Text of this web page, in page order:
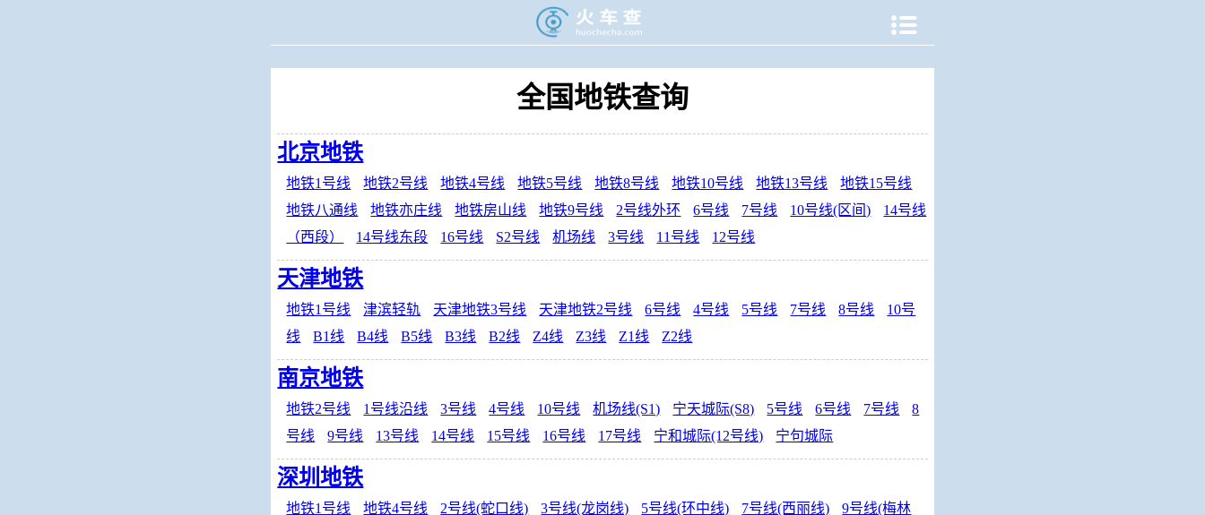

全国地铁查询
北京地铁
地铁1号线 地铁2号线 地铁4号线 地铁5号线 地铁8号线 地铁10号线 地铁13号线
地铁15号线
地铁八通线
地铁亦庄线 地铁房山线 地铁9号线 2号线外环 6号线 7号线 10号线(区间)
14号线
（西段）
14号线东段 16号线 S2号线 机场线 3号线 11号线 12号线
天津地铁
地铁1号线 津滨轻轨 天津地铁3号线 天津地铁2号线 6号线 4号线 5号线 7号线 8号线
10号
线
B1线 B4线 B5线 B3线 B2线 Z4线 Z3线 Z1线 Z2线
南京地铁
地铁2号线 1号线沿线 3号线 4号线 10号线 机场线(S1) 宁天城际(S8) 5号线 6号线 7号线
8
号线
9号线 13号线 14号线 15号线 16号线 17号线 宁和城际(12号线) 宁句城际
深圳地铁
地铁1号线 地铁4号线 2号线(蛇口线) 3号线(龙岗线) 5号线(环中线) 7号线(西丽线)
9号线(梅林